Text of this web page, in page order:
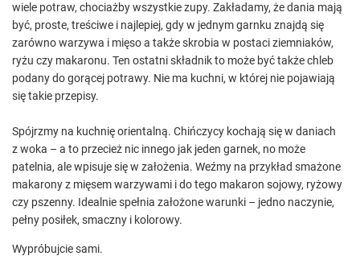
wiele potraw, chociażby wszystkie zupy. Zakładamy, że dania mają
być, proste, treściwe i najlepiej, gdy w jednym garnku znajdą się
zarówno warzywa i mięso a także skrobia w postaci ziemniaków,
ryżu czy makaronu. Ten ostatni składnik to może być także chleb
podany do gorącej potrawy. Nie ma kuchni, w której nie pojawiają
się takie przepisy.
Spójrzmy na kuchnię orientalną. Chińczycy kochają się w daniach
z woka – a to przecież nic innego jak jeden garnek, no może
patelnia, ale wpisuje się w założenia. Weźmy na przykład smażone
makarony z mięsem warzywami i do tego makaron sojowy, ryżowy
czy pszenny. Idealnie spełnia założone warunki – jedno naczynie,
pełny posiłek, smaczny i kolorowy.
Wypróbujcie sami.